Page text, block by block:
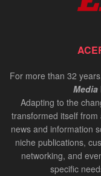
For more than 32
Media
Adapting to the
transformed itself
news and information
niche publications,
networking, and
specific